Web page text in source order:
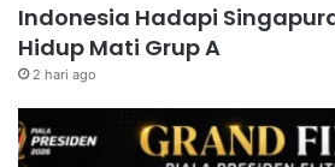
Indonesia Hadapi
Hidup Mati Grup A
2 hari ago